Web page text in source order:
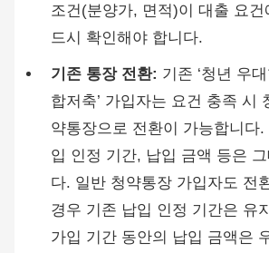
조건(분양가, 면적)이 대출 요
드시 확인해야 합니다.
기존 통장 전환: 기존 ‘청년 우
합저축’ 가입자는 요건 충족 시
약통장으로 전환이 가능합니다
입 인정 기간, 납입 금액 등은
다. 일반 청약통장 가입자도 전
경우 기존 납입 인정 기간은 유
가입 기간 동안의 납입 금액은